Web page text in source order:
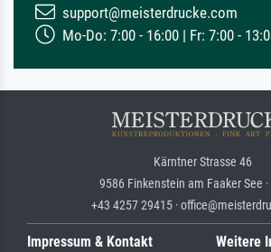
support@meisterdrucke.com
Mo-Do: 7:00 - 16:00 | Fr: 7:00 -
Kärntner Strasse 46
9586 Finkenstein am Faaker See
+43 4257 29415 ·
Impressum & Kontakt Weitere